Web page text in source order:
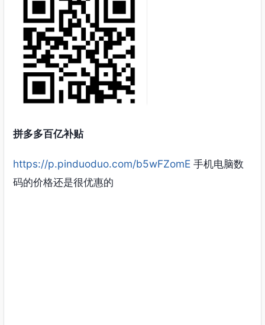
拼多多百亿补贴
https://p.pinduoduo.com/b5wFZomE手机电脑数
码的价格还是很优惠的